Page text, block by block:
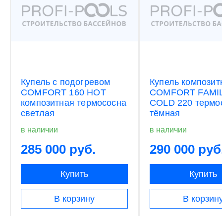
Купель с подогревом
COMFORT 160 HOT
композитная термососна
светлая
в наличии
285 000 руб.
Купить
В корзину
Купель
COMFORT
COLD 220
тёмная
в наличии
290 000
Купить
В